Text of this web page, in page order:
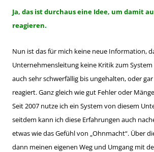
Ja, das ist durchaus eine Idee, um damit
reagieren.
Nun ist das für mich keine neue Information,
Unternehmensleitung keine Kritik zum
auch sehr schwerfällig bis ungehalten, oder
reagiert. Ganz gleich wie gut Fehler oder
Seit 2007 nutze ich ein System von diesem
seitdem kann ich diese Erfahrungen auch
etwas wie das Gefühl von „Ohnmacht“. Über
dann meinen eigenen Weg und Umgang mit